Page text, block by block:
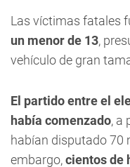
Las víctimas fatales
un menor de 13,
vehículo de gran
El partido entre el
había comenzado, a
habían disputado 70
embargo,cientos de